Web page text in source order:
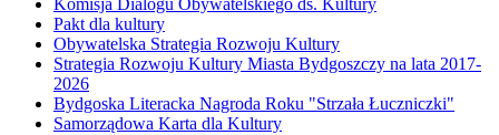
Komisja Dialogu Obywatelskiego ds. Kultury
Pakt dla kultury
Obywatelska Strategia Rozwoju Kultury
Strategia Rozwoju Kultury Miasta Bydgoszczy na lata 2017-
2026
Bydgoska Literacka Nagroda Roku "Strzała Łuczniczki"
Samorządowa Karta dla Kultury